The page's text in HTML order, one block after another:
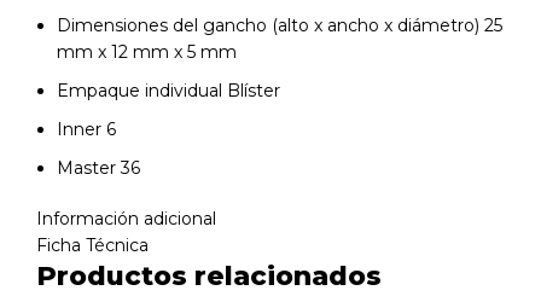
Dimensiones del gancho (alto x ancho x diámetro) 25
mm x 12 mm x 5 mm
Empaque individual Blíster
Inner 6
Master 36
Información adicional
Ficha Técnica
Productos relacionados